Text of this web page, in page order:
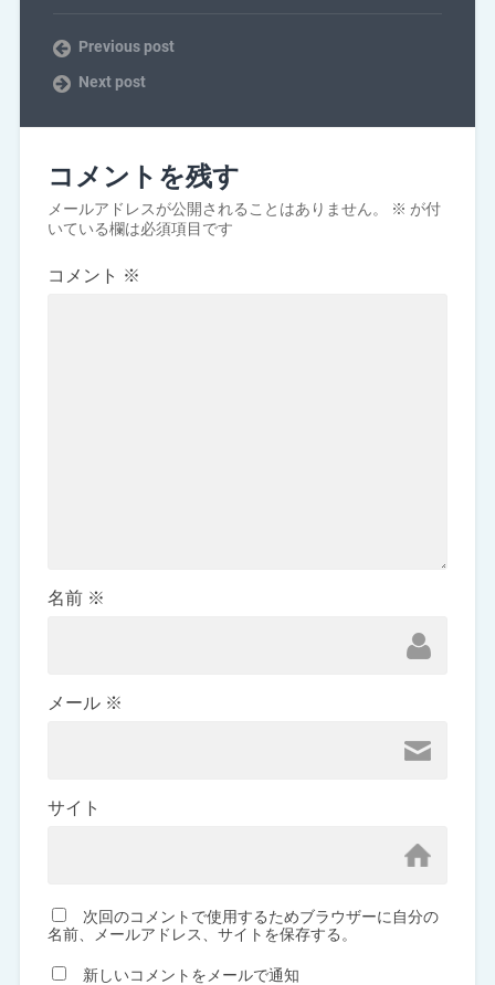
Previous post
Next post
コメントを残す
メールアドレスが公開されることはありません。 ※ が付
いている欄は必須項目です
コメント ※
名前 ※
メール ※
サイト
次回のコメントで使用するためブラウザーに自分の
名前、メールアドレス、サイトを保存する。
新しいコメントをメールで通知